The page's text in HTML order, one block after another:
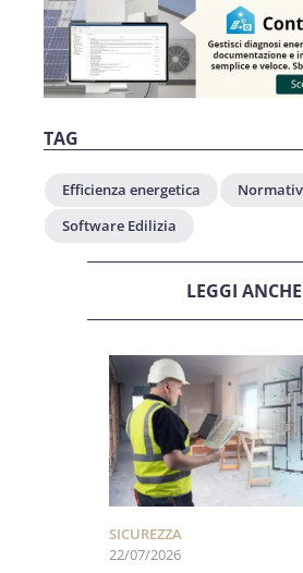
TAG
Efficienza energetica
Software Edilizia
LEGGI ANCHE
SICUREZZA
22/07/2026